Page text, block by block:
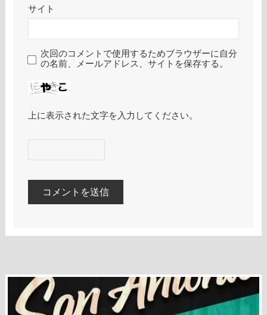
サイト
次回のコメントで使用するためブラウザーに自分
の名前、メールアドレス、サイトを保存する。
上に表示された文字を入力してください。